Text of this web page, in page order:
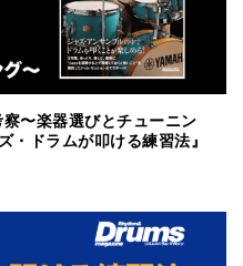
〜楽器選びとチューニン
・ドラムが叩ける練習法』